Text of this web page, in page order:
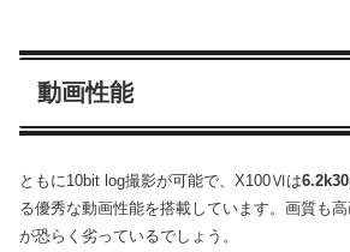
動画性能
ともに10bit log撮影が可能で、X100Ⅵは
る優秀な動画性能を搭載しています。画質も
が恐らく劣っているでしょう。